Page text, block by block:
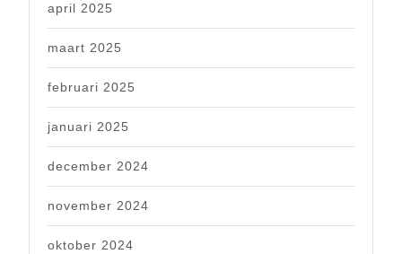
april 2025
maart 2025
februari 2025
januari 2025
december 2024
november 2024
oktober 2024